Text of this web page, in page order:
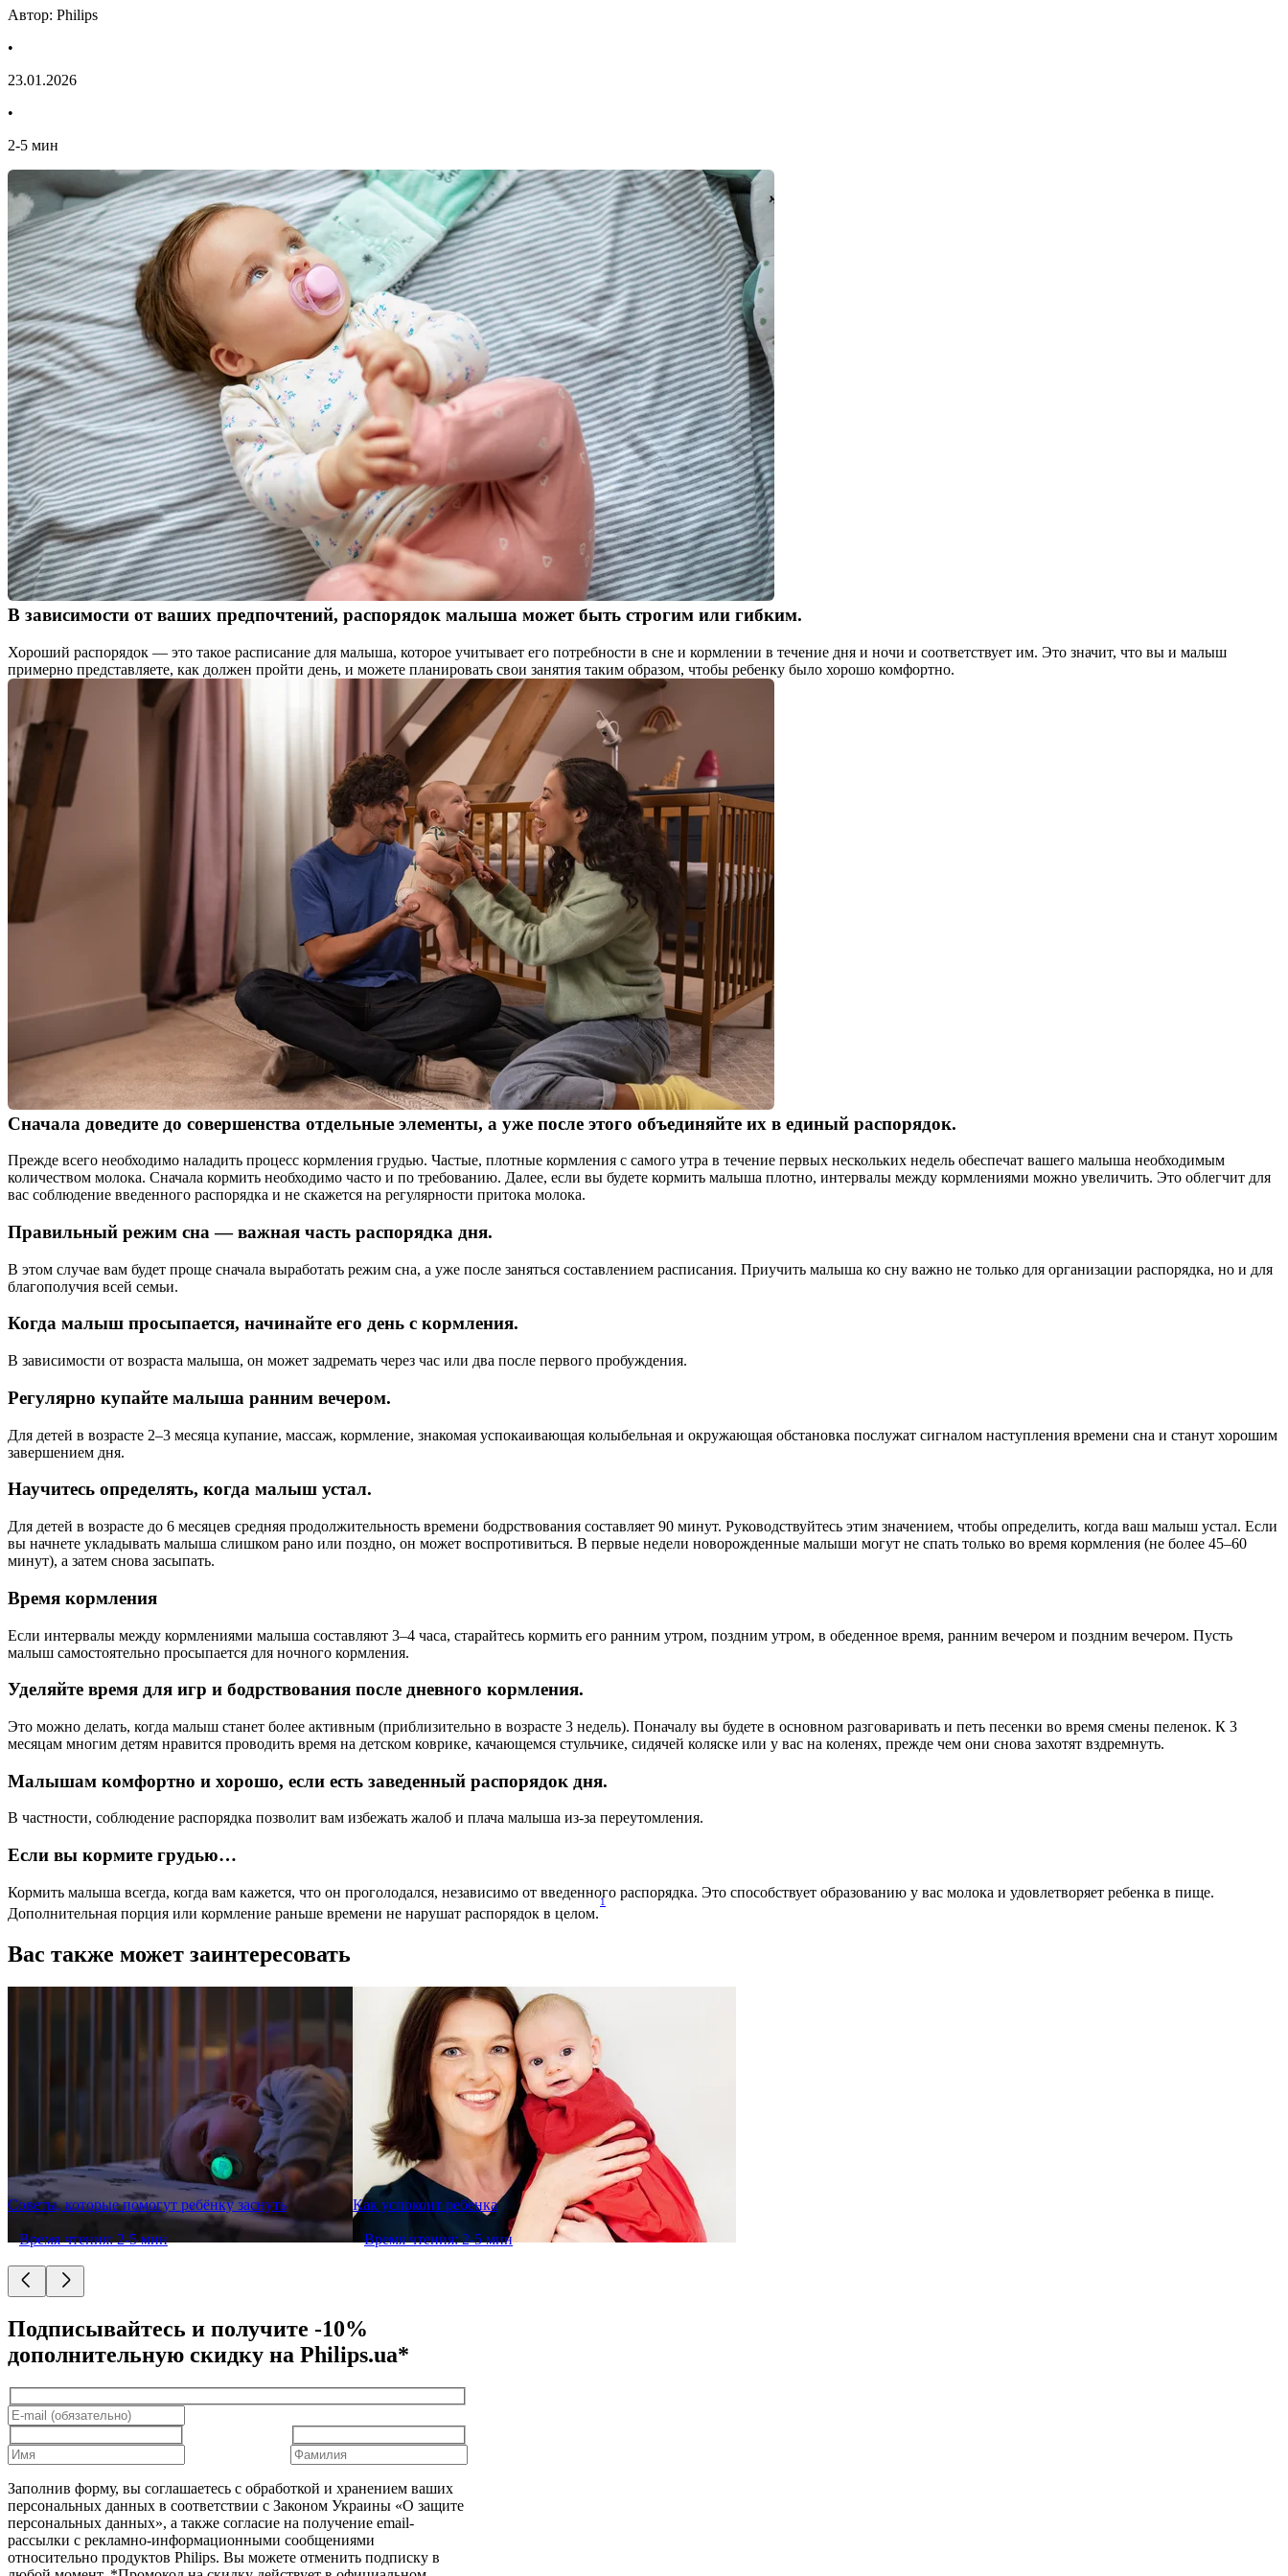
Автор: Philips
•
23.01.2026
•
2-5 мин
В зависимости от ваших предпочтений, распорядок малыша может быть строгим или гибким.
Хороший распорядок — это такое расписание для малыша, которое учитывает его потребности в сне и кормлении в течение дня и ночи и соответствует им. Это значит, что вы и малыш
примерно представляете, как должен пройти день, и можете планировать свои занятия таким образом, чтобы ребенку было хорошо комфортно.
Сначала доведите до совершенства отдельные элементы, а уже после этого объединяйте их в единый распорядок.
Прежде всего необходимо наладить процесс кормления грудью. Частые, плотные кормления с самого утра в течение первых нескольких недель обеспечат вашего малыша необходимым
количеством молока. Сначала кормить необходимо часто и по требованию. Далее, если вы будете кормить малыша плотно, интервалы между кормлениями можно увеличить. Это облегчит для
вас соблюдение введенного распорядка и не скажется на регулярности притока молока.
Правильный режим сна — важная часть распорядка дня.
В этом случае вам будет проще сначала выработать режим сна, а уже после заняться составлением расписания. Приучить малыша ко сну важно не только для организации распорядка, но и для
благополучия всей семьи.
Когда малыш просыпается, начинайте его день с кормления.
В зависимости от возраста малыша, он может задремать через час или два после первого пробуждения.
Регулярно купайте малыша ранним вечером.
Для детей в возрасте 2–3 месяца купание, массаж, кормление, знакомая успокаивающая колыбельная и окружающая обстановка послужат сигналом наступления времени сна и станут хорошим
завершением дня.
Научитесь определять, когда малыш устал.
Для детей в возрасте до 6 месяцев средняя продолжительность времени бодрствования составляет 90 минут. Руководствуйтесь этим значением, чтобы определить, когда ваш малыш устал. Если
вы начнете укладывать малыша слишком рано или поздно, он может воспротивиться. В первые недели новорожденные малыши могут не спать только во время кормления (не более 45–60
минут), а затем снова засыпать.
Время кормления
Если интервалы между кормлениями малыша составляют 3–4 часа, старайтесь кормить его ранним утром, поздним утром, в обеденное время, ранним вечером и поздним вечером. Пусть
малыш самостоятельно просыпается для ночного кормления.
Уделяйте время для игр и бодрствования после дневного кормления.
Это можно делать, когда малыш станет более активным (приблизительно в возрасте 3 недель). Поначалу вы будете в основном разговаривать и петь песенки во время смены пеленок. К 3
месяцам многим детям нравится проводить время на детском коврике, качающемся стульчике, сидячей коляске или у вас на коленях, прежде чем они снова захотят вздремнуть.
Малышам комфортно и хорошо, если есть заведенный распорядок дня.
В частности, соблюдение распорядка позволит вам избежать жалоб и плача малыша из-за переутомления.
Если вы кормите грудью…
Кормить малыша всегда, когда вам кажется, что он проголодался, независимо от введенного распорядка. Это способствует образованию у вас молока и удовлетворяет ребенка в пище.
Дополнительная порция или кормление раньше времени не нарушат распорядок в целом.
1
Вас также может заинтересовать
Советы, которые помогут ребёнку заснуть
Время чтения: 2-5 мин
Как успокоит ребенка
Время чтения: 2-5 мин
Подписывайтесь и получите -10%
дополнительную скидку на Philips.ua*
Заполнив форму, вы соглашаетесь с обработкой и хранением ваших
персональных данных в соответствии с Законом Украины «О защите
персональных данных», а также согласие на получение email-
рассылки с рекламно-информационными сообщениями
относительно продуктов Philips. Вы можете отменить подписку в